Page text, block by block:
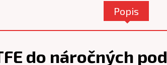
Popis
do náročných